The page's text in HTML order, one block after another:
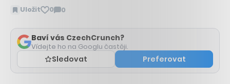
Uložit 0 0
Zobrazit
Baví vás CzechCrunch?
Vídejte ho na Googlu častěji.
Sledovat Preferovat